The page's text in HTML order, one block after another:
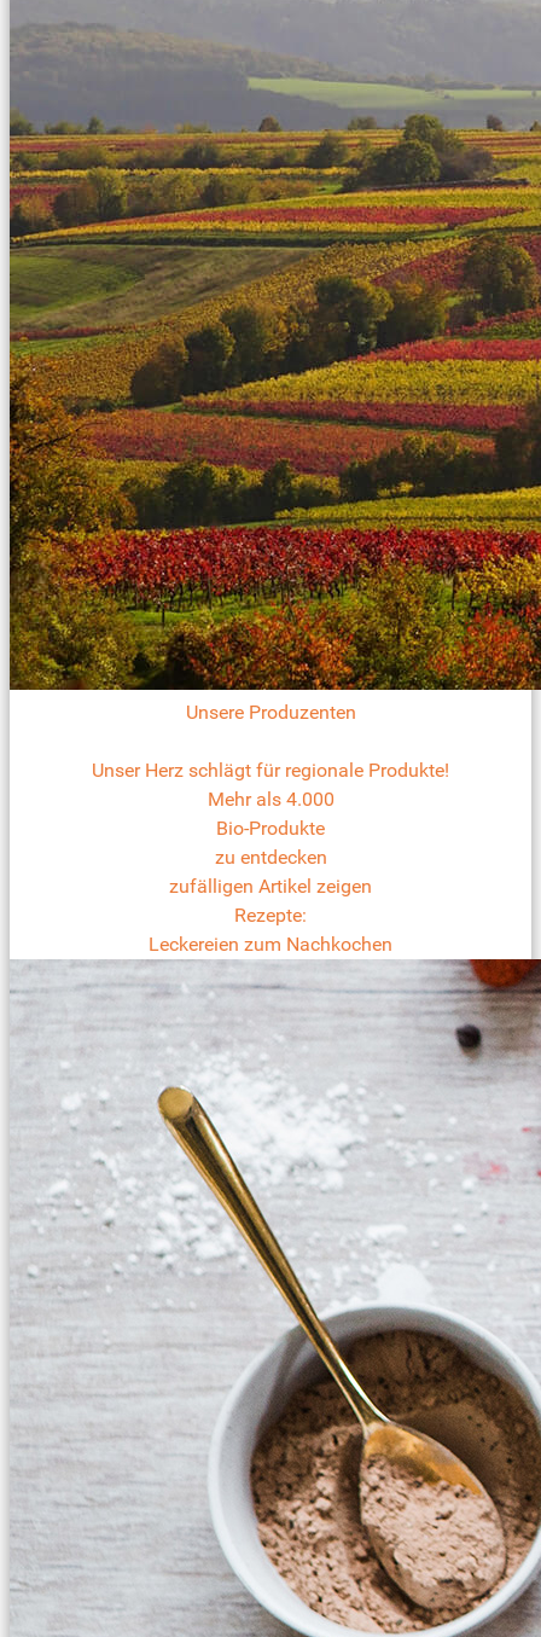
Unsere Produzenten
Unser Herz schlägt für regionale Produkte!
Mehr als 4.000
Bio-Produkte
zu entdecken
zufälligen Artikel zeigen
Rezepte:
Leckereien zum Nachkochen